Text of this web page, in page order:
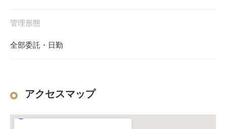
管理形態
全部委託・日勤
アクセスマップ